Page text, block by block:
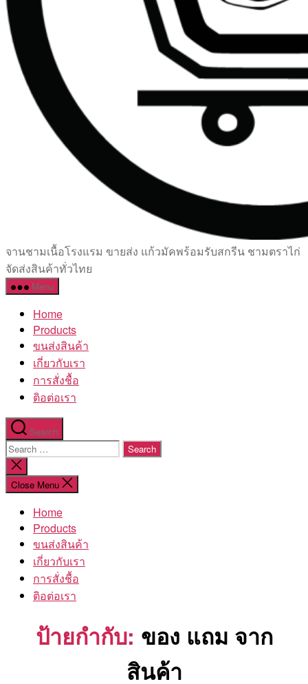
เซรามิค
ครบ
ครัน
โรงงาน
จานชามเนื้อโรงแรม ขายส่ง แก้วมัคพร้อมรับสกรีน ชามตราไก่
จัดส่งสินค้าทั่วไทย
Menu
Home
Products
ขนส่งสินค้า
เกี่ยวกับเรา
การสั่งชื้อ
ติอต่อเรา
Search
Search
for:
Close
search
Close Menu
Home
Products
ขนส่งสินค้า
เกี่ยวกับเรา
การสั่งชื้อ
ติอต่อเรา
ป้ายกำกับ: ของ แถม จาก
สินค้า